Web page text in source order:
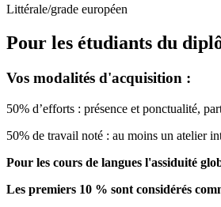
Littérale/grade européen
Pour les étudiants du
Vos modalités d'acquisition :
50% d’efforts : présence et ponctualité,
50% de travail noté : au moins un atelier
Pour les cours de langues l'assiduité
Les premiers 10 % sont considérés